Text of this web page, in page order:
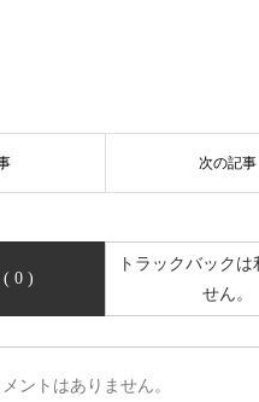
( 0 )
トラックバックは
せん。
ントはありません。